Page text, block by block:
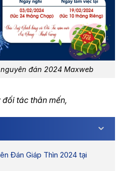
đán 2024 Maxweb
tác thân mến,
Đán Giáp Thìn 2024 tại